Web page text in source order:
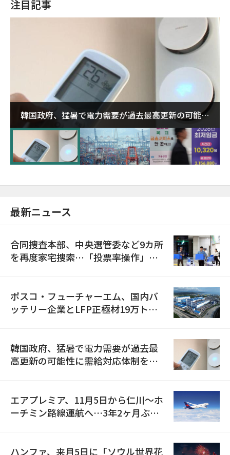
注目記事
韓国政府、猛暑で電力需要が過去最高更新の可能性
に需給対応体制を点検
最新ニュース
合同捜査本部、中央選管委など9カ所
を再度家宅捜索…「投票率操作」の
ポスコ・フューチャーエム、国内バ
ッテリー企業とLFP正極材19万トン
韓国政府、猛暑で電力需要が過去最
高更新の可能性に需給対応体制を点
エアプレミア、11月5日から仁川〜ホ
ーチミン路線運航へ…3年2ヶ月ぶり
ハンファ、来月5日に「ソウル世界花